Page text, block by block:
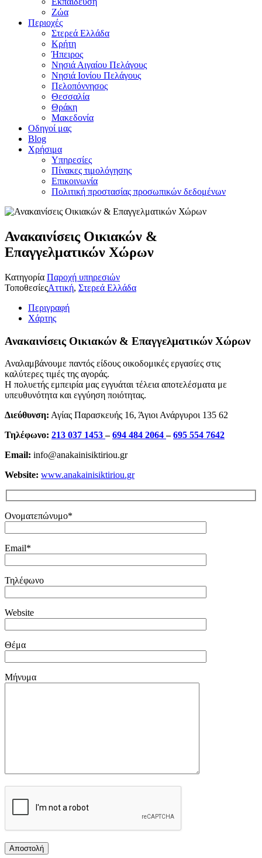
Ζώα
Περιοχές
Στερεά Ελλάδα
Κρήτη
Ήπειρος
Νησιά Αιγαίου Πελάγους
Νησιά Ιονίου Πελάγους
Πελοπόννησος
Θεσσαλία
Θράκη
Μακεδονία
Οδηγοί μας
Blog
Χρήσιμα
Υπηρεσίες
Πίνακες τιμολόγησης
Επικοινωνία
Πολιτική προστασίας προσωπικών δεδομένων
Ανακαινίσεις Οικιακών &
Επαγγελματικών Χώρων
Κατηγορία Παροχή υπηρεσιών
ΤοποθεσίεςΑττική, Στερεά Ελλάδα
Περιγραφή
Χάρτης
Ανακαινίσεις Οικιακών & Επαγγελματικών Χώρων
Αναλαμβάνουμε παντός είδους οικοδομικές εργασίες στις
καλύτερες τιμές της αγοράς.
Η πολυετής εμπειρία μας εγγυάται τέλεια αποτελέσματα με
υπευθυνότητα και εγγύηση ποιότητας.
Διεύθυνση: Αγίας Παρασκευής 16, Άγιοι Ανάργυροι 135 62
Τηλέφωνο: 213 037 1453–694 484 2064–695 554 7642
Email: info@anakainisiktiriou.gr
Website: www.anakainisiktiriou.gr
Ονοματεπώνυμο*
Email*
Τηλέφωνο
Website
Θέμα
Μήνυμα